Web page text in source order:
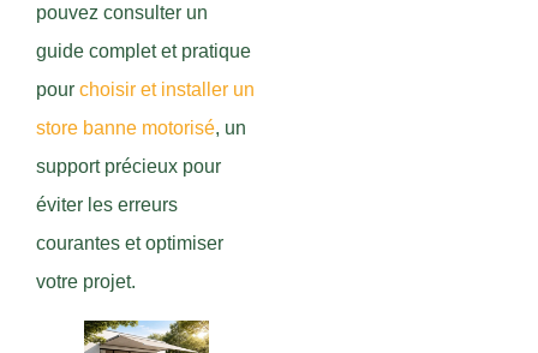
pouvez consulter un
guide complet et pratique
pour choisir et installer un
store banne motorisé, un
support précieux pour
éviter les erreurs
courantes et optimiser
votre projet.